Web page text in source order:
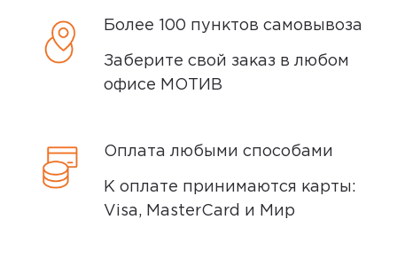
Более 100 пунктов самовывоза
Заберите свой заказ в любом
офисе МОТИВ
Оплата любыми способами
К оплате принимаются карты:
Visa, MasterCard и Мир